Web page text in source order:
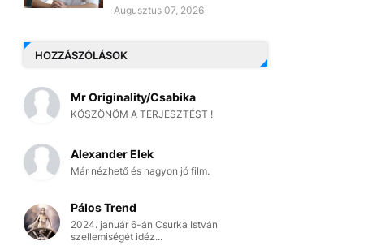
Augusztus 07, 2026
HOZZÁSZÓLÁSOK
Mr Originality/Csabika
KÖSZÖNÖM A TERJESZTÉST !
Alexander Elek
Már nézhető és nagyon jó film.
Pálos Trend
2024. január 6-án Csurka István
szellemiségét idéz...